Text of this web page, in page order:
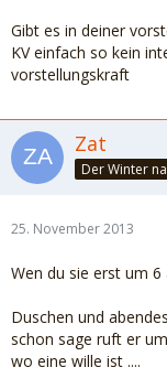
Gibt es in deiner
KV einfach so kein
vorstellungskraft
Zat
Der Winter
25. November 2013
Wen du sie erst um
Duschen und
schon sage ruft er
wo eine wille ist ....